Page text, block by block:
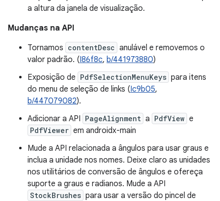
a altura da janela de visualização.
Mudanças na API
Tornamos contentDesc anulável e removemos o
valor padrão. (I86f8c, b/441973880)
Exposição de PdfSelectionMenuKeys para itens
do menu de seleção de links (Ic9b05,
b/447079082).
Adicionar a API PageAlignment a PdfView e
PdfViewer em androidx-main
Mude a API relacionada a ângulos para usar graus e
inclua a unidade nos nomes. Deixe claro as unidades
nos utilitários de conversão de ângulos e ofereça
suporte a graus e radianos. Mude a API
StockBrushes para usar a versão do pincel de